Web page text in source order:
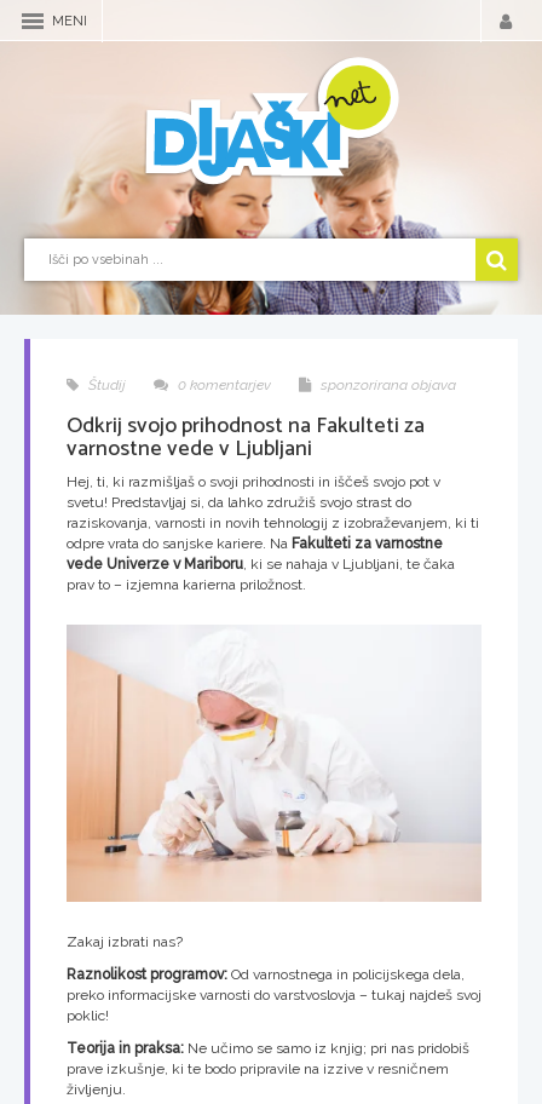
MENI
Študij 0 komentarjev sponzorirana objava
Odkrij svojo prihodnost na Fakulteti za
varnostne vede v Ljubljani
Hej, ti, ki razmišljaš o svoji prihodnosti in iščeš svojo pot v
svetu! Predstavljaj si, da lahko združiš svojo strast do
raziskovanja, varnosti in novih tehnologij z izobraževanjem, ki ti
odpre vrata do sanjske kariere. Na Fakulteti za varnostne
vede Univerze v Mariboru, ki se nahaja v Ljubljani, te čaka
prav to – izjemna karierna priložnost.
Zakaj izbrati nas?
Raznolikost programov: Od varnostnega in policijskega dela,
preko informacijske varnosti do varstvoslovja – tukaj najdeš svoj
poklic!
Teorija in praksa: Ne učimo se samo iz knjig; pri nas pridobiš
prave izkušnje, ki te bodo pripravile na izzive v resničnem
življenju.